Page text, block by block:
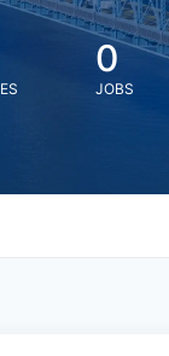
0
JOBS